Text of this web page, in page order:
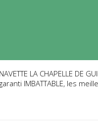
NAVETTE LA CHAPELLE DE
garanti IMBATTABLE, les